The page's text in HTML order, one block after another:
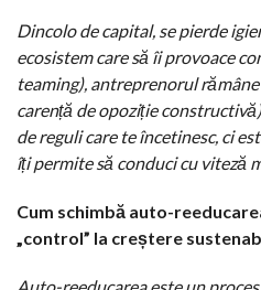
Dincolo de capital, se pierde
ecosistem care să îi provoace
teaming), antreprenorul
carență de opoziție
de reguli care te încetinesc, ci
îți permite să conduci cu viteză
Cum schimbă auto-
„control” la creștere